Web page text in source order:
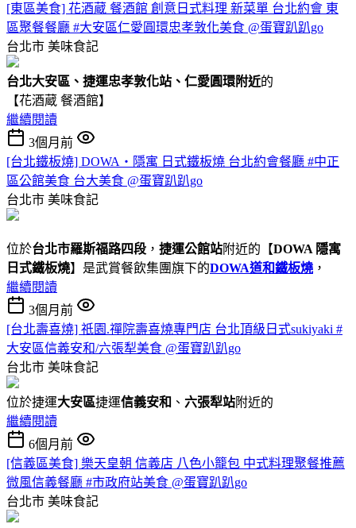
[東區美食] 花酒蔵 餐酒館 創意日式料理 新菜單 台北約會 東
區聚餐餐廳 #大安區仁愛圓環忠孝敦化美食 @蛋寶趴趴go
台北市 美味食記
台北大安區、捷運忠孝敦化站、仁愛圓環附近的
【花酒蔵 餐酒館】
繼續閱讀
3個月前
[台北鐵板燒] DOWA・隱寓 日式鐵板燒 台北約會餐廳 #中正
區公館美食 台大美食 @蛋寶趴趴go
台北市 美味食記
位於台北市羅斯福路四段 ， 捷運公館站附近的【DOWA 隱寓
日式鐵板燒】是武賞餐飲集團旗下的DOWA道和鐵板燒 ，
繼續閱讀
3個月前
[台北壽喜燒] 祇園.禪院壽喜燒專門店 台北頂級日式sukiyaki #
大安區信義安和/六張犁美食 @蛋寶趴趴go
台北市 美味食記
位於捷運大安區捷運信義安和 、 六張犁站附近的
繼續閱讀
6個月前
[信義區美食] 樂天皇朝 信義店 八色小籠包 中式料理聚餐推薦
微風信義餐廳 #市政府站美食 @蛋寶趴趴go
台北市 美味食記